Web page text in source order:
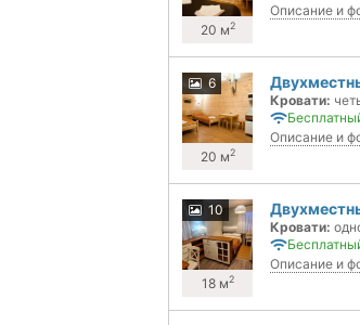
20 м2
Описание и
6
20 м2
Кровати:
Описание и
10
18 м2
Кровати:
Описание и